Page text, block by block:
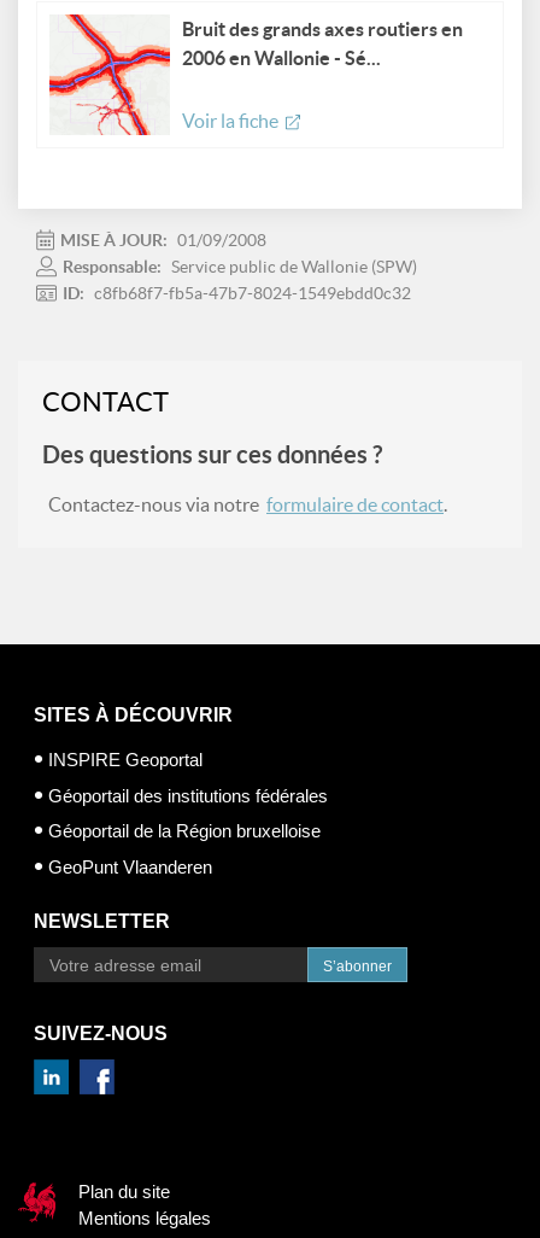
Bruit des grands axes routiers en
2006 en Wallonie - Sé...
Voir la fiche
MISE À JOUR: 01/09/2008
Responsable: Service public de Wallonie (SPW)
ID: c8fb68f7-fb5a-47b7-8024-1549ebdd0c32
CONTACT
Des questions sur ces données ?
Contactez-nous via notre formulaire de contact.
SITES À DÉCOUVRIR
INSPIRE Geoportal
Géoportail des institutions fédérales
Géoportail de la Région bruxelloise
GeoPunt Vlaanderen
NEWSLETTER
S’abonner
SUIVEZ-NOUS
Plan du site
Mentions légales